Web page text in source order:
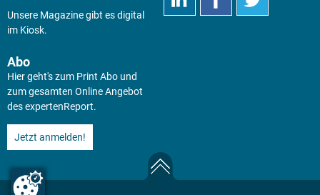
Unsere Magazine gibt es digital
im Kiosk.
Abo
Hier geht's zum Print Abo und
zum gesamten Online Angebot
des expertenReport.
Jetzt anmelden!